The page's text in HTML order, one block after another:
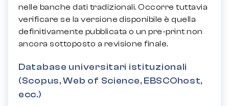
nelle banche dati tradizionali. Occorre tuttavia
verificare se la versione disponibile è quella
definitivamente pubblicata o un pre-print non
ancora sottoposto a revisione finale.
Database universitari istituzionali
(Scopus, Web of Science, EBSCOhost,
ecc.)